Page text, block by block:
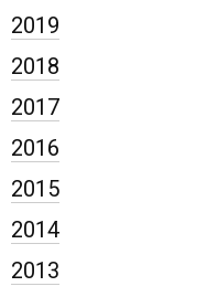
2019
2018
2017
2016
2015
2014
2013